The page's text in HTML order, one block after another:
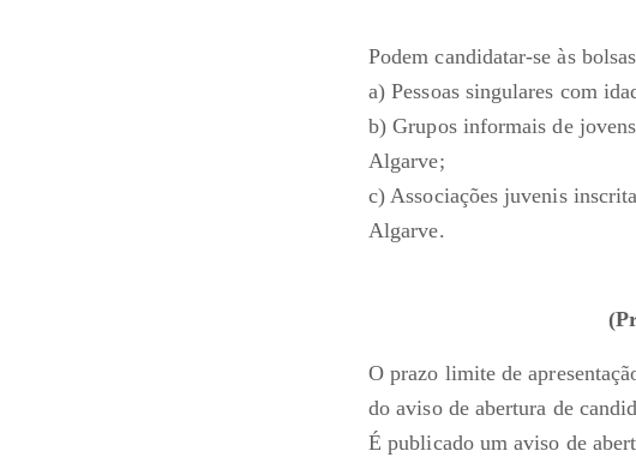
Podem candidatar-se às
a) Pessoas singulares com
b) Grupos informais de
Algarve;
c) Associações juvenis
Algarve.
O prazo limite de
do aviso de abertura de
É publicado um aviso de